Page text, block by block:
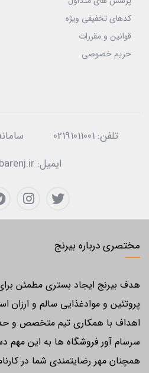
کدهای تخفیفی ویژه
قوانین و مقررات
حریم خصوصی
تلفن:02191011001
ایمیل:
مختصری درباره بیرنج
هدف بیرنج ایجاد بستری مطمئن
پروتئین و موادغذایی سالم و ارزان
اهداف با همکاری تیم متخصص و
سرسام آور فروشگاه ها به این مهم
همچنان مهر رضایتمندی شما در